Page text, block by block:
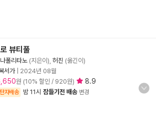
뷰티풀
폴리타노 (지은이), 허진 (옮긴이)
서가| 2024년 08월
원 (10% 할인 / 920원) 8.9
자배송 밤 11시 잠들기전 배송 변경